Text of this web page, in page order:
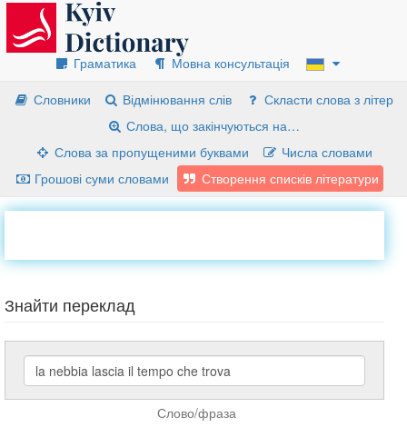
Граматика
Мовна консультація
Словники
Відмінювання слів
Скласти слова з літер
Слова, що закінчуються на…
Слова за пропущеними буквами
Числа словами
Грошові суми словами
Створення списків літератури
Знайти переклад
Слово/фраза